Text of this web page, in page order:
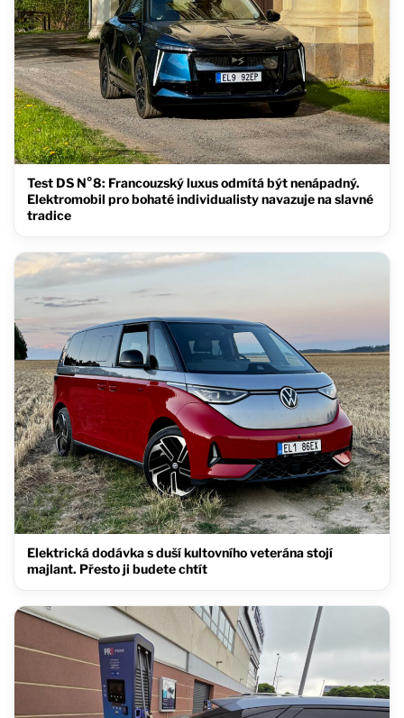
Test DS N°8: Francouzský luxus odmítá být nenápadný.
Elektromobil pro bohaté individualisty navazuje na slavné
tradice
Elektrická dodávka s duší kultovního veterána stojí
majlant. Přesto ji budete chtít